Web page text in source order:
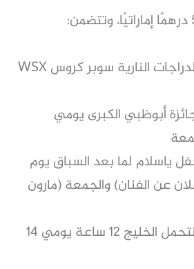
الدخول إلى سباق الدراجات النارية سوبر كروس WSX
أبوظبي الكبرى يومي
ياسلام لما بعد السباق يوم
عن الفنان) والجمعة (مارون
الدخول إلى سباق التحمل الخليج 12 ساعة يومي 14